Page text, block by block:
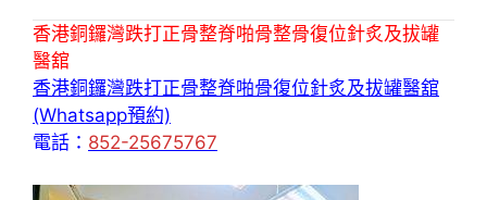
香港銅鑼灣跌打正骨整脊啪骨整骨復位針炙及拔罐
醫舘
香港銅鑼灣跌打正骨整脊啪骨復位針炙及拔罐醫舘
(Whatsapp預約)
電話： 852-25675767